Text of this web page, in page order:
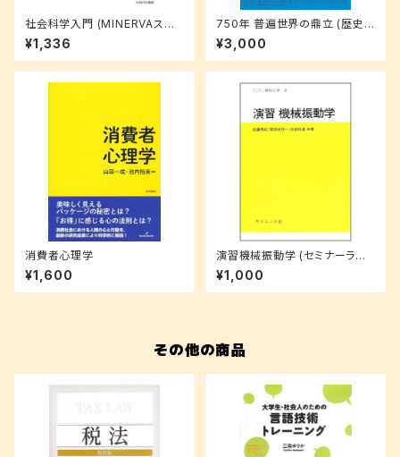
社会科学入門 (MINERVAスタ
ートアップ経済学 1)
¥1,336
750年 普遍世界の鼎立 (歴史
の転換期)
¥3,000
消費者心理学
¥1,600
演習機械振動学 (セミナーライ
ブラリ機械工学 3)
¥1,000
その他の商品